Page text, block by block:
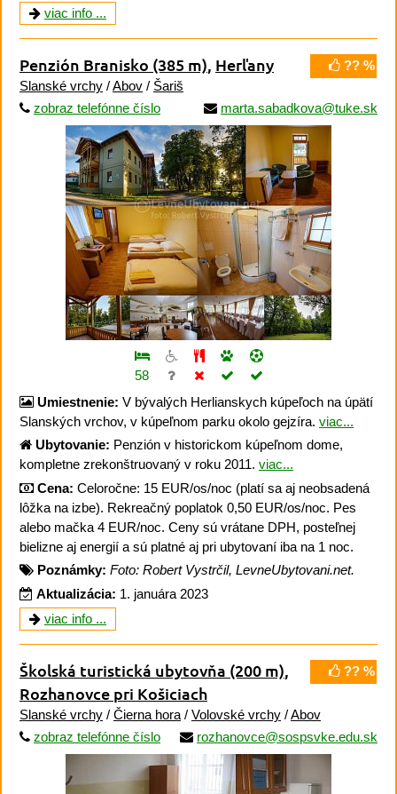
viac info ...
?? %
Penzión Branisko (385 m), Herľany
Slanské vrchy /Abov / Šariš
zobraz telefónne číslo
marta.sabadkova@tuke.sk
58
Umiestnenie: V bývalých Herlianskych kúpeľoch na úpätí
Slanských vrchov, v kúpeľnom parku okolo gejzíra. viac...
Ubytovanie: Penzión v historickom kúpeľnom dome,
kompletne zrekonštruovaný v roku 2011. viac...
Cena: Celoročne: 15 EUR/os/noc (platí sa aj neobsadená
lôžka na izbe). Rekreačný poplatok 0,50 EUR/os/noc. Pes
alebo mačka 4 EUR/noc. Ceny sú vrátane DPH, posteľnej
bielizne aj energií a sú platné aj pri ubytovaní iba na 1 noc.
Poznámky: Foto: Robert Vystrčil, LevneUbytovani.net.
Aktualizácia: 1. januára 2023
viac info ...
?? %
Školská turistická ubytovňa (200 m),
Rozhanovce pri Košiciach
Slanské vrchy / Čierna hora / Volovské vrchy /Abov
zobraz telefónne číslo
rozhanovce@sospsvke.edu.sk